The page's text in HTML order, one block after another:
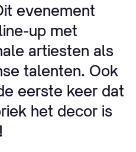
evenement
up met
artiesten als
talenten. Ook
eerste keer dat
het decor is